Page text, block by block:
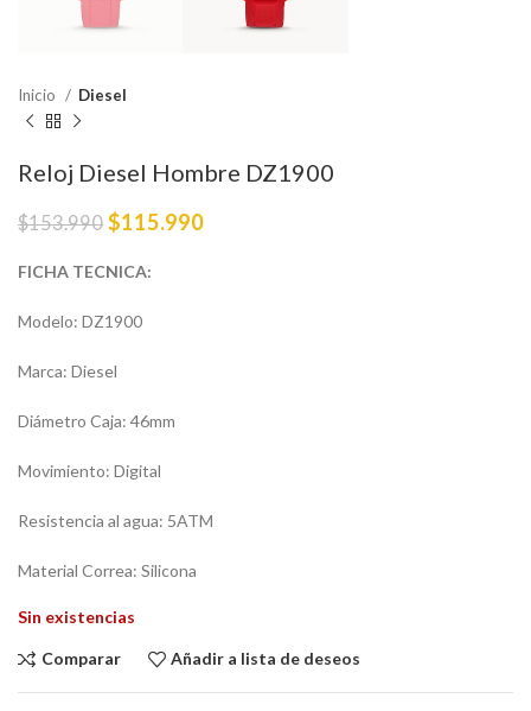
Inicio Diesel
Reloj Diesel Hombre DZ1900
$153.990 $115.990
FICHA TECNICA:
Modelo: DZ1900
Marca: Diesel
Diámetro Caja: 46mm
Movimiento: Digital
Resistencia al agua: 5ATM
Material Correa: Silicona
Sin existencias
Comparar Añadir a lista de deseos